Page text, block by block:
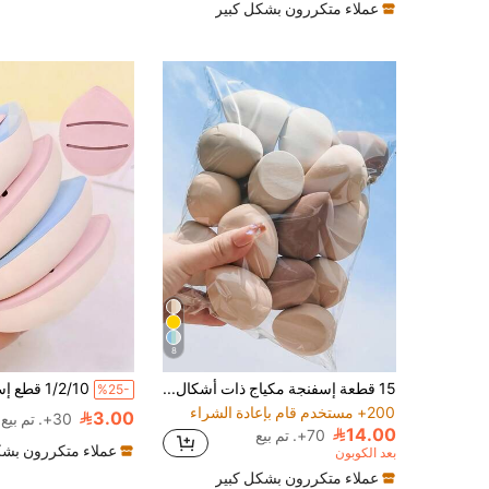
عملاء متكررون بشكل كبير
8
15 قطعة إسفنجة مكياج ذات أشكال وألوان عشوائية على شكل القرع، مناسبة لجميع أنواع البشرة، أدوات مكياج، مكياج، رخيصة، ديكور الغرفة، مكياج، سفر، غرفة النوم، اكسسوارات مكياج، باف، خلاط مكياج، باف البودرة، إسفنجة مكياج، رخيصة، هدايا عيد الميلاد، هدايا للنساء، هدايا عيد الميلاد، هدايا، ضروريات السفر
200+ مستخدم قام بإعادة الشراء
14.00 70+. تم بيع
بعد الكوبون
عملاء متكررون بشكل كبير
%25-
3.00 30+. تم بيع
عملاء متكررون